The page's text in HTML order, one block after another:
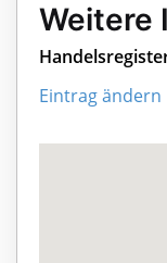
Weitere
Eintrag ändern